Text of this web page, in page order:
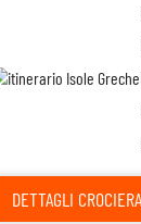
DETTAGLI CROCIERA